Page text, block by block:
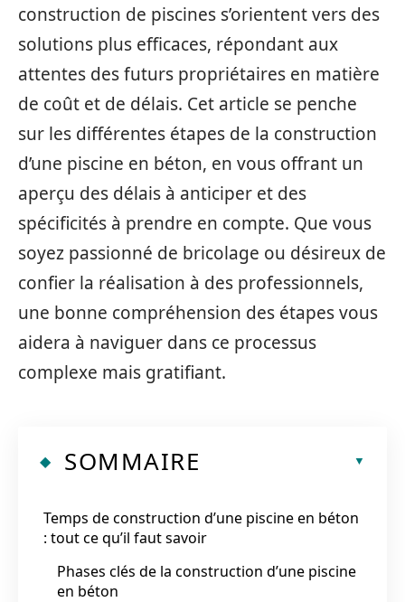
construction de piscines s’orientent vers des
solutions plus efficaces, répondant aux
attentes des futurs propriétaires en matière
de coût et de délais. Cet article se penche
sur les différentes étapes de la construction
d’une piscine en béton, en vous offrant un
aperçu des délais à anticiper et des
spécificités à prendre en compte. Que vous
soyez passionné de bricolage ou désireux de
confier la réalisation à des professionnels,
une bonne compréhension des étapes vous
aidera à naviguer dans ce processus
complexe mais gratifiant.
SOMMAIRE
Temps de construction d’une piscine en béton
: tout ce qu’il faut savoir
Phases clés de la construction d’une piscine
en béton